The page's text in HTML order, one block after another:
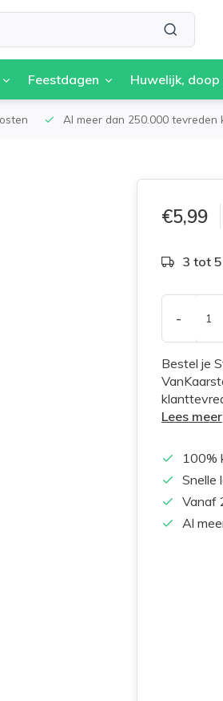
Feestdagen Huwelijk, doop
Al meer dan 250.000 tevreden
€5,99
3 tot
-
Bestel je
Lees meer
100%
Snelle
Vanaf
Al